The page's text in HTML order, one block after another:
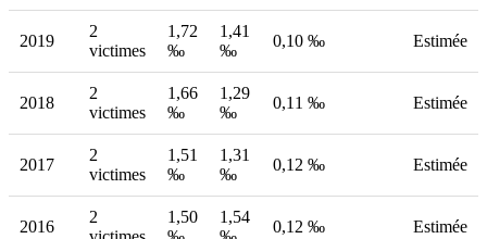
2019
2
victimes
1,72
‰
1,41
‰
0,10 ‰ Estimée
2018
2
victimes
1,66
‰
1,29
‰
0,11 ‰ Estimée
2017
2
victimes
1,51
‰
1,31
‰
0,12 ‰ Estimée
2016
2
1,50
1,54
0,12 ‰ Estimée